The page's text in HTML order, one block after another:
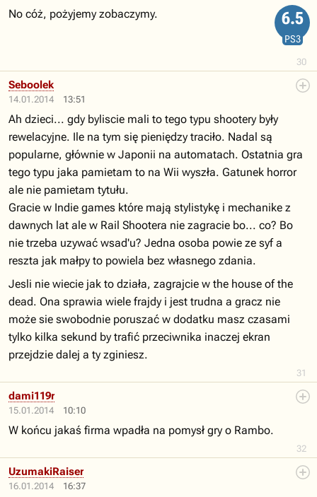
30
6.5
PS3
No cóż, pożyjemy zobaczymy.
14.01.2014 13:51
31
Seboolek
Ah dzieci... gdy byliscie mali to tego typu shootery były
rewelacyjne. Ile na tym się pieniędzy traciło. Nadal są
popularne, głównie w Japonii na automatach. Ostatnia gra
tego typu jaka pamietam to na Wii wyszła. Gatunek horror
ale nie pamietam tytułu.
Gracie w Indie games które mają stylistykę i mechanike z
dawnych lat ale w Rail Shootera nie zagracie bo... co? Bo
nie trzeba uzywać wsad'u? Jedna osoba powie ze syf a
reszta jak małpy to powiela bez własnego zdania.
Jesli nie wiecie jak to działa, zagrajcie w the house of the
dead. Ona sprawia wiele frajdy i jest trudna a gracz nie
może sie swobodnie poruszać w dodatku masz czasami
tylko kilka sekund by trafić przeciwnika inaczej ekran
przejdzie dalej a ty zginiesz.
15.01.2014 10:10
32
dami119r
W końcu jakaś firma wpadła na pomysł gry o Rambo.
16.01.2014 16:37
UzumakiRaiser